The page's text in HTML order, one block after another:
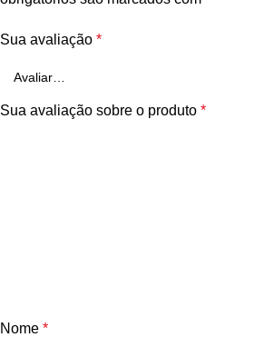
Sua avaliação *
Sua avaliação sobre o produto *
Nome *